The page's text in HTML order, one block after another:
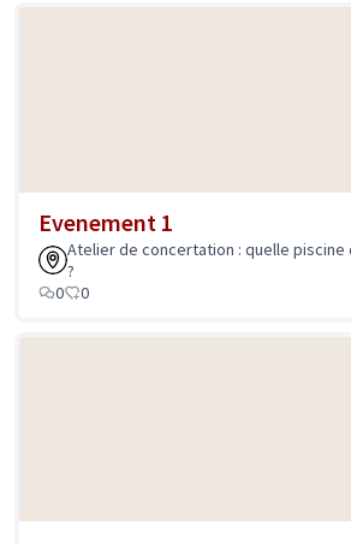
Evenement 1
Atelier de concertation : quelle piscine
?
0
0